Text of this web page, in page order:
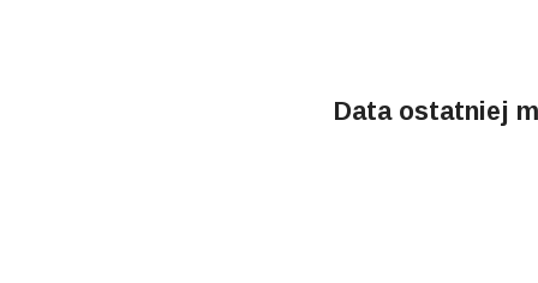
Data ostatniej